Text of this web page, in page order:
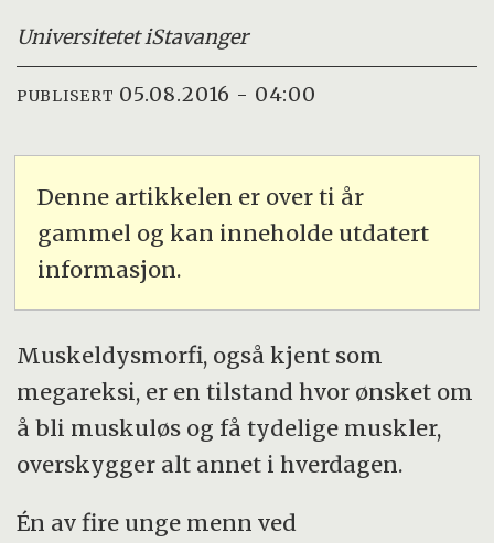
Universitetet iStavanger
PUBLISERT 05.08.2016 - 04:00
Denne artikkelen er over ti år
gammel og kan inneholde utdatert
informasjon.
Muskeldysmorfi, også kjent som
megareksi, er en tilstand hvor ønsket om
å bli muskuløs og få tydelige muskler,
overskygger alt annet i hverdagen.
Én av fire unge menn ved